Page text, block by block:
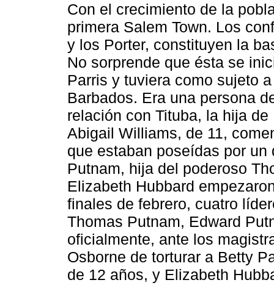
Con el crecimiento de la
primera Salem Town. Los
y los Porter, constituyen la
No sorprende que ésta se
Parris y tuviera como sujeto
Barbados. Era una persona
relación con Tituba, la hija
Abigail Williams, de 11,
que estaban poseídas por
Putnam, hija del poderoso
Elizabeth Hubbard
finales de febrero, cuatro
Thomas Putnam, Edward
oficialmente, ante los
Osborne de torturar a Betty
de 12 años, y Elizabeth